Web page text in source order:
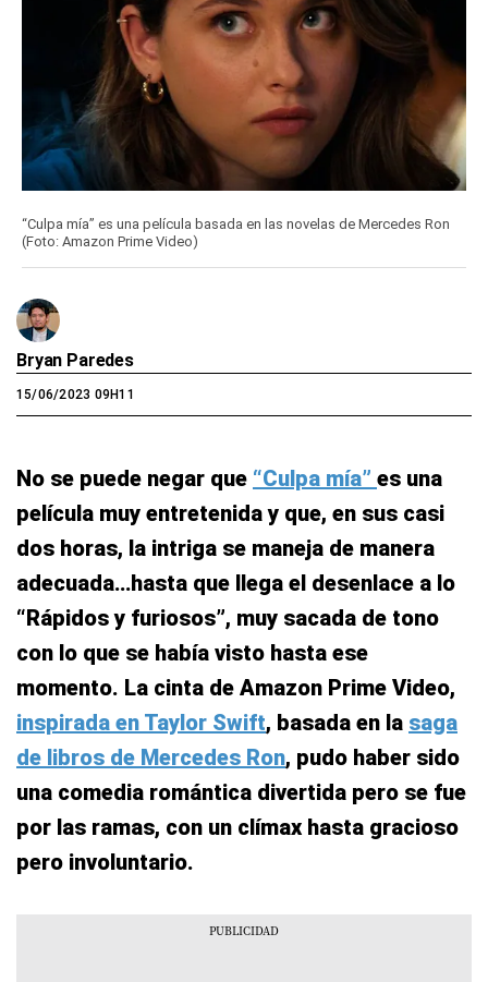
“Culpa mía” es una película basada en las novelas de Mercedes Ron
(Foto: Amazon Prime Video)
Bryan Paredes
15/06/2023 09H11
No se puede negar que “Culpa mía” es una
película muy entretenida y que, en sus casi
dos horas, la intriga se maneja de manera
adecuada…hasta que llega el desenlace a lo
“Rápidos y furiosos”, muy sacada de tono
con lo que se había visto hasta ese
momento. La cinta de Amazon Prime Video,
inspirada en Taylor Swift, basada en la saga
de libros de Mercedes Ron, pudo haber sido
una comedia romántica divertida pero se fue
por las ramas, con un clímax hasta gracioso
pero involuntario.